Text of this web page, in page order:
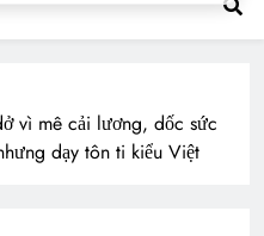
vì mê cải lương, dốc sức
dạy tôn ti kiểu Việt